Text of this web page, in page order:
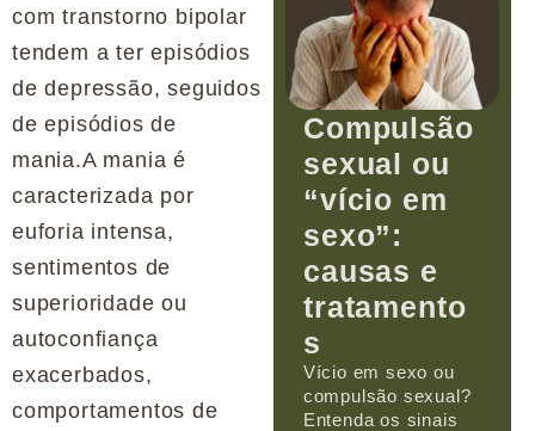
com transtorno bipolar
tendem a ter episódios
de depressão, seguidos
de episódios de
mania.A mania é
caracterizada por
euforia intensa,
sentimentos de
superioridade ou
autoconfiança
exacerbados,
comportamentos de
Compulsão
sexual ou
“vício em
sexo”:
causas e
tratamento
s
Vício em sexo ou
compulsão sexual?
Entenda os sinais